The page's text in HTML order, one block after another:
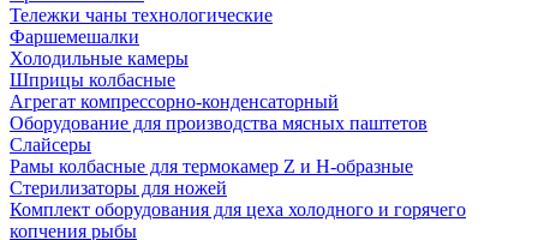
Тележки чаны технологические
Фаршемешалки
Холодильные камеры
Шприцы колбасные
Агрегат компрессорно-конденсаторный
Оборудование для производства мясных паштетов
Слайсеры
Рамы колбасные для термокамер Z и H-образные
Стерилизаторы для ножей
Комплект оборудования для цеха холодного и горячего
копчения рыбы